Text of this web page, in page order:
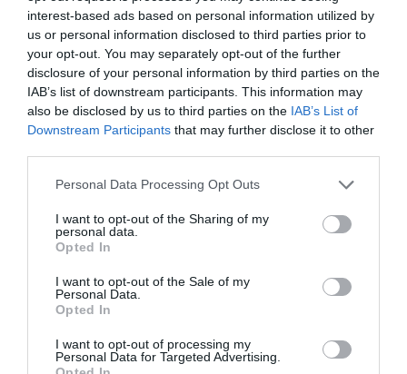
interest-based ads based on personal information utilized by
us or personal information disclosed to third parties prior to
your opt-out. You may separately opt-out of the further
disclosure of your personal information by third parties on the
IAB’s list of downstream participants. This information may
also be disclosed by us to third parties on the IAB’s List of
Downstream Participants that may further disclose it to other
Personal Data Processing Opt Outs
I want to opt-out of the Sharing of my
personal data.
Opted In
I want to opt-out of the Sale of my
Personal Data.
Opted In
I want to opt-out of processing my
Personal Data for Targeted Advertising.